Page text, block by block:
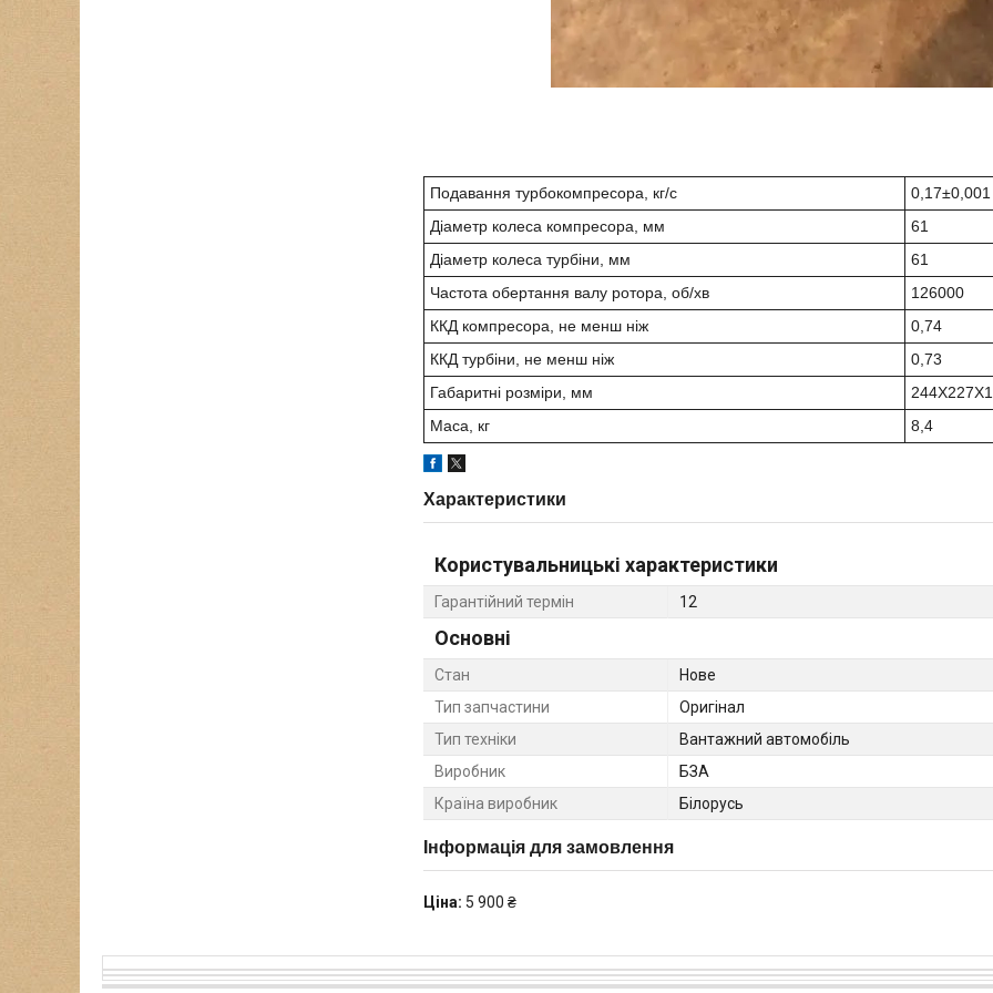
Подавання турбокомпресора, кг/с
0,17±0,001
Діаметр колеса компресора, мм
61
Діаметр колеса турбіни, мм
61
Частота обертання валу ротора, об/хв
126000
ККД компресора, не менш ніж
0,74
ККД турбіни, не менш ніж
0,73
Габаритні розміри, мм
Маса, кг
8,4
Характеристики
Користувальницькі характеристики
Гарантійний термін 12
Основні
Стан
Нове
Тип запчастини
Оригінал
Тип техніки
Вантажний автомобіль
Виробник
БЗА
Країна виробник
Білорусь
Інформація для замовлення
Ціна: 5 900 ₴